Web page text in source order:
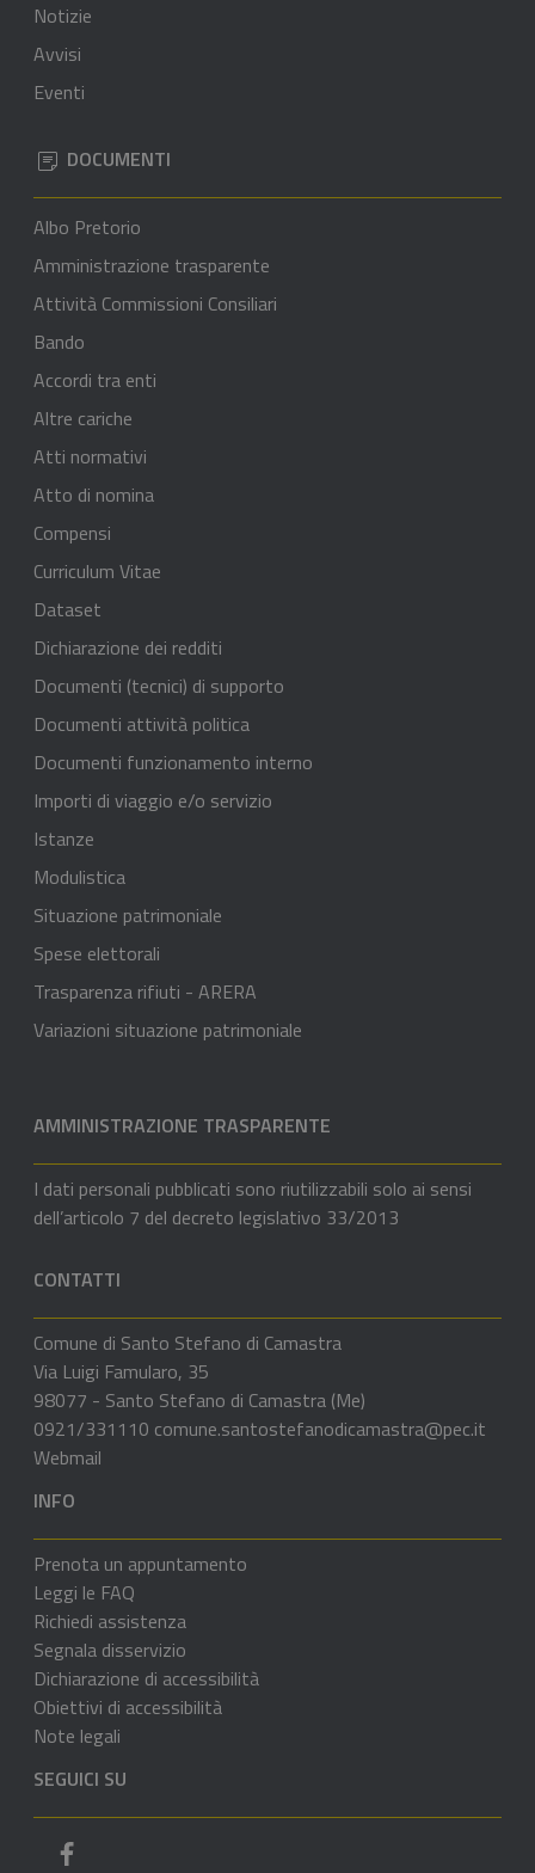
Notizie
Avvisi
Eventi
DOCUMENTI
Albo Pretorio
Amministrazione trasparente
Attività Commissioni Consiliari
Bando
Accordi tra enti
Altre cariche
Atti normativi
Atto di nomina
Compensi
Curriculum Vitae
Dataset
Dichiarazione dei redditi
Documenti (tecnici) di supporto
Documenti attività politica
Documenti funzionamento interno
Importi di viaggio e/o servizio
Istanze
Modulistica
Situazione patrimoniale
Spese elettorali
Trasparenza rifiuti - ARERA
Variazioni situazione patrimoniale
AMMINISTRAZIONE TRASPARENTE
I dati personali pubblicati sono riutilizzabili solo ai sensi
dell’articolo 7 del decreto legislativo 33/2013
CONTATTI
Comune di Santo Stefano di Camastra
Via Luigi Famularo, 35
98077 - Santo Stefano di Camastra (Me)
0921/331110 comune.santostefanodicamastra@pec.it
Webmail
INFO
Prenota un appuntamento
Leggi le FAQ
Richiedi assistenza
Segnala disservizio
Dichiarazione di accessibilità
Obiettivi di accessibilità
Note legali
SEGUICI SU